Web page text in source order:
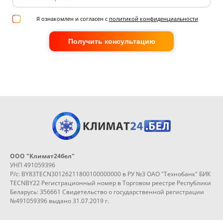
Я ознакомлен и согласен с политикой конфиденциальности
Получить консультацию
ООО "Климат24бел"
УНП 491059396
Р/с: BY83TECN30126211800100000000 в РУ №3 ОАО "Технобанк" БИК
TECNBY22 Регистрационный номер в Торговом реестре Республики
Беларусь: 356661 Свидетельство о государственной регистрации
№491059396 выдано 31.07.2019 г.